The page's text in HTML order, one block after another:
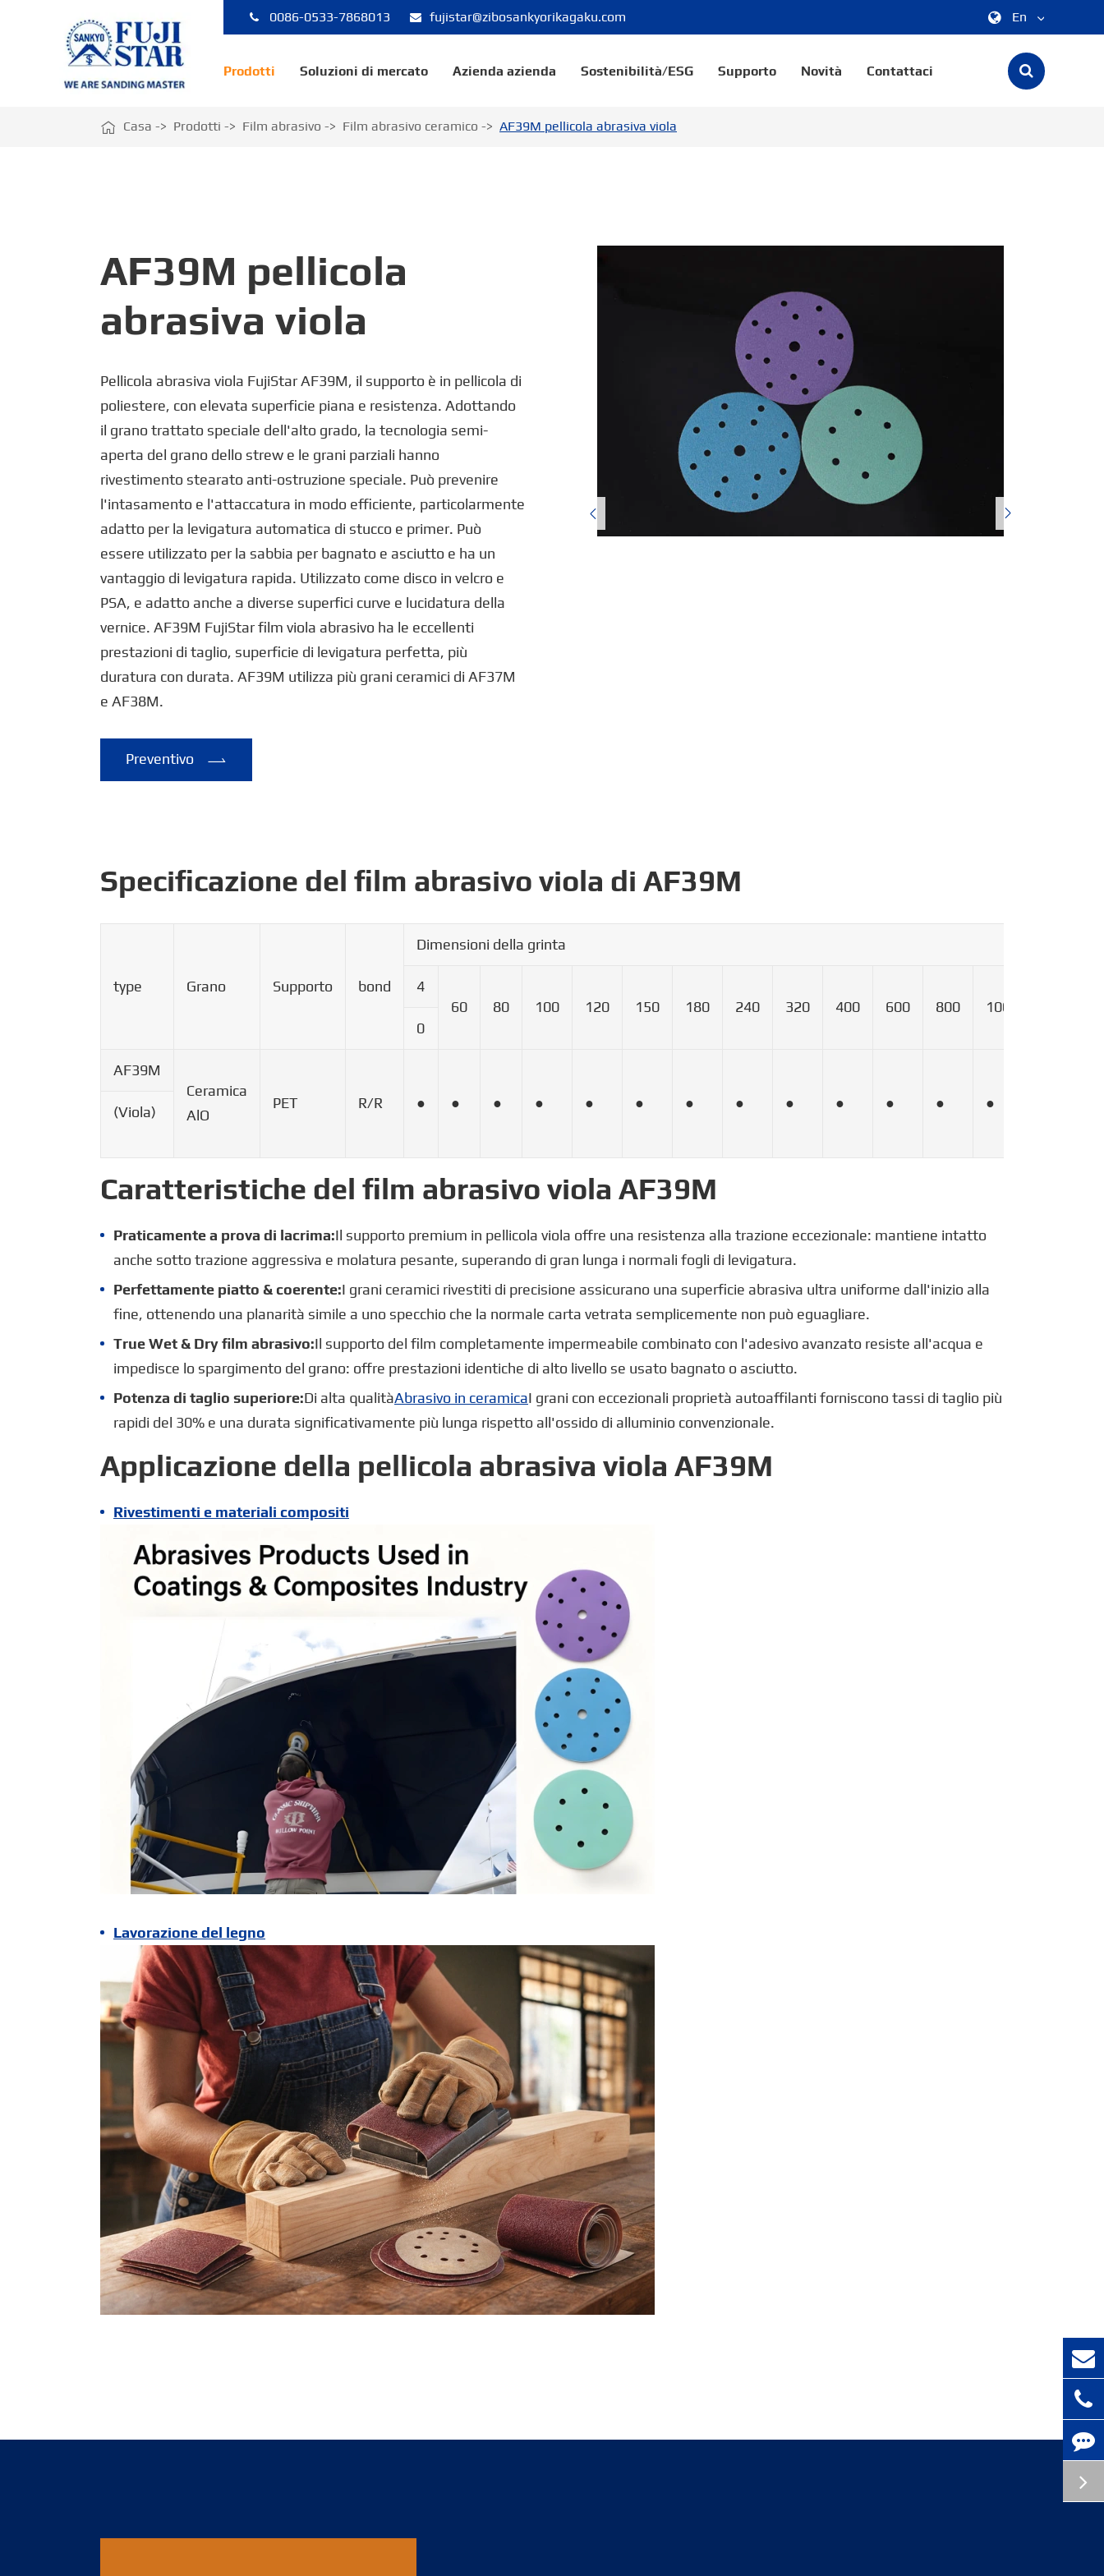
0086-0533-7868013 fujistar@zibosankyorikagaku.com En
Español
Prodotti Soluzioni di mercato Azienda azienda Sostenibilità/ESG Supporto Novità Contattaci
 Casa Prodotti Film abrasivo Film abrasivo ceramico AF39M pellicola abrasiva viola
AF39M pellicola
abrasiva viola
Pellicola abrasiva viola FujiStar AF39M, il supporto è in pellicola di
poliestere, con elevata superficie piana e resistenza. Adottando
il grano trattato speciale dell'alto grado, la tecnologia semi-
aperta del grano dello strew e le grani parziali hanno
rivestimento stearato anti-ostruzione speciale. Può prevenire
l'intasamento e l'attaccatura in modo efficiente, particolarmente
adatto per la levigatura automatica di stucco e primer. Può
essere utilizzato per la sabbia per bagnato e asciutto e ha un
vantaggio di levigatura rapida. Utilizzato come disco in velcro e
PSA, e adatto anche a diverse superfici curve e lucidatura della
vernice. AF39M FujiStar film viola abrasivo ha le eccellenti
prestazioni di taglio, superficie di levigatura perfetta, più
duratura con durata. AF39M utilizza più grani ceramici di AF37M
e AF38M.
Preventivo 
 
Specificazione del film abrasivo viola di AF39M
type Grano Supporto bond
Dimensioni della grinta
4
60
80 100 120 150 180 240 320 400 600 800 1000
0
AF39M
Ceramica
AlO
PET R/R ● ● ● ● ● ● ● ● ● ● ● ● ●
(Viola)
Caratteristiche del film abrasivo viola AF39M
Praticamente a prova di lacrima:Il supporto premium in pellicola viola offre una resistenza alla trazione eccezionale: mantiene intatto
anche sotto trazione aggressiva e molatura pesante, superando di gran lunga i normali fogli di levigatura.
Perfettamente piatto & coerente:I grani ceramici rivestiti di precisione assicurano una superficie abrasiva ultra uniforme dall'inizio alla
fine, ottenendo una planarità simile a uno specchio che la normale carta vetrata semplicemente non può eguagliare.
True Wet & Dry film abrasivo:Il supporto del film completamente impermeabile combinato con l'adesivo avanzato resiste all'acqua e
impedisce lo spargimento del grano: offre prestazioni identiche di alto livello se usato bagnato o asciutto.
Potenza di taglio superiore:Di alta qualitàAbrasivo in ceramicaI grani con eccezionali proprietà autoaffilanti forniscono tassi di taglio più
rapidi del 30% e una durata significativamente più lunga rispetto all'ossido di alluminio convenzionale.
Applicazione della pellicola abrasiva viola AF39M
Rivestimenti e materiali compositi
Lavorazione del legno